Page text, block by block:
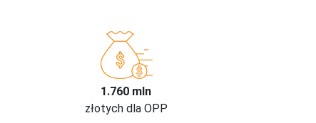
1.760 mln
złotych dla OPP